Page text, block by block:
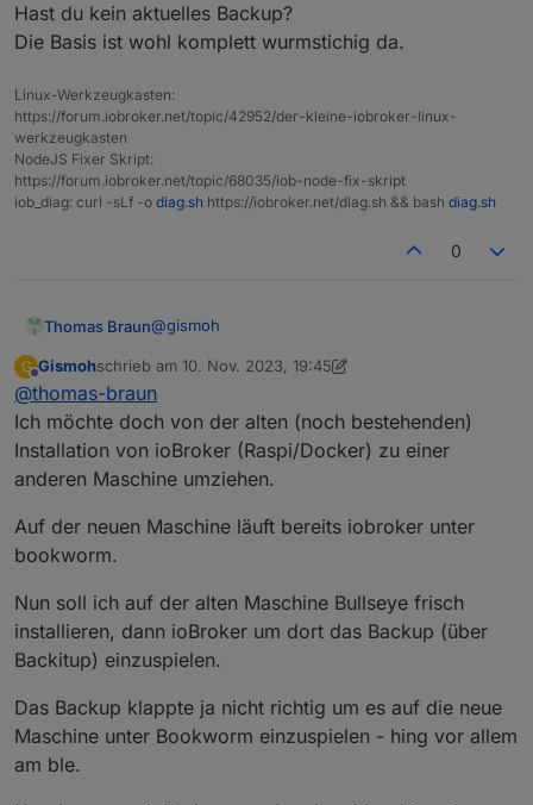
Hast du kein aktuelles Backup?
Die Basis ist wohl komplett wurmstichig da.
Linux-Werkzeugkasten:
https://forum.iobroker.net/topic/42952/der-kleine-iobroker-linux-
werkzeugkasten
NodeJS Fixer Skript:
https://forum.iobroker.net/topic/68035/iob-node-fix-skript
iob_diag: curl -sLf -o diag.sh https://iobroker.net/diag.sh && bash diag.sh
0
Thomas Braun@gismoh
Hast du kein aktuelles Backup?
Die Basis ist wohl komplett wurmstichig da.
G
Offline
Gismohschrieb am 10. Nov. 2023, 19:45
zuletzt editiert von Gismoh11. Okt. 2023, 20:45
@thomas-braun
Ich möchte doch von der alten (noch bestehenden)
Installation von ioBroker (Raspi/Docker) zu einer
anderen Maschine umziehen.
Auf der neuen Maschine läuft bereits iobroker unter
bookworm.
Nun soll ich auf der alten Maschine Bullseye frisch
installieren, dann ioBroker um dort das Backup (über
Backitup) einzuspielen.
Das Backup klappte ja nicht richtig um es auf die neue
Maschine unter Bookworm einzuspielen - hing vor allem
am ble.